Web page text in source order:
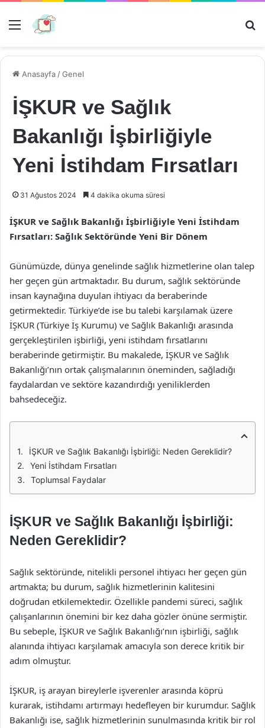
Menü
Anasayfa /Genel
İŞKUR ve Sağlık
Bakanlığı İşbirliğiyle
Yeni İstihdam Fırsatları
31 Ağustos 2024 4 dakika okuma süresi
İŞKUR ve Sağlık Bakanlığı İşbirliğiyle Yeni İstihdam
Fırsatları: Sağlık Sektöründe Yeni Bir Dönem
Günümüzde, dünya genelinde sağlık hizmetlerine olan talep
her geçen gün artmaktadır. Bu durum, sağlık sektöründe
insan kaynağına duyulan ihtiyacı da beraberinde
getirmektedir. Türkiye’de ise bu talebi karşılamak üzere
İŞKUR (Türkiye İş Kurumu) ve Sağlık Bakanlığı arasında
gerçekleştirilen işbirliği, yeni istihdam fırsatlarını
beraberinde getirmiştir. Bu makalede, İŞKUR ve Sağlık
Bakanlığı’nın ortak çalışmalarının öneminden, sağladığı
faydalardan ve sektöre kazandırdığı yeniliklerden
bahsedeceğiz.
İŞKUR ve Sağlık Bakanlığı İşbirliği: Neden Gereklidir?
Yeni İstihdam Fırsatları
Toplumsal Faydalar
İŞKUR ve Sağlık Bakanlığı İşbirliği:
Neden Gereklidir?
Sağlık sektöründe, nitelikli personel ihtiyacı her geçen gün
artmakta; bu durum, sağlık hizmetlerinin kalitesini
doğrudan etkilemektedir. Özellikle pandemi süreci, sağlık
çalışanlarının önemini bir kez daha gözler önüne sermiştir.
Bu sebeple, İŞKUR ve Sağlık Bakanlığı’nın işbirliği, sağlık
alanında ihtiyacı karşılamak amacıyla son derece kritik bir
adım olmuştur.
İŞKUR, iş arayan bireylerle işverenler arasında köprü
kurarak, istihdamı artırmayı hedefleyen bir kurumdur. Sağlık
Bakanlığı ise, sağlık hizmetlerinin sunulmasında kritik bir rol